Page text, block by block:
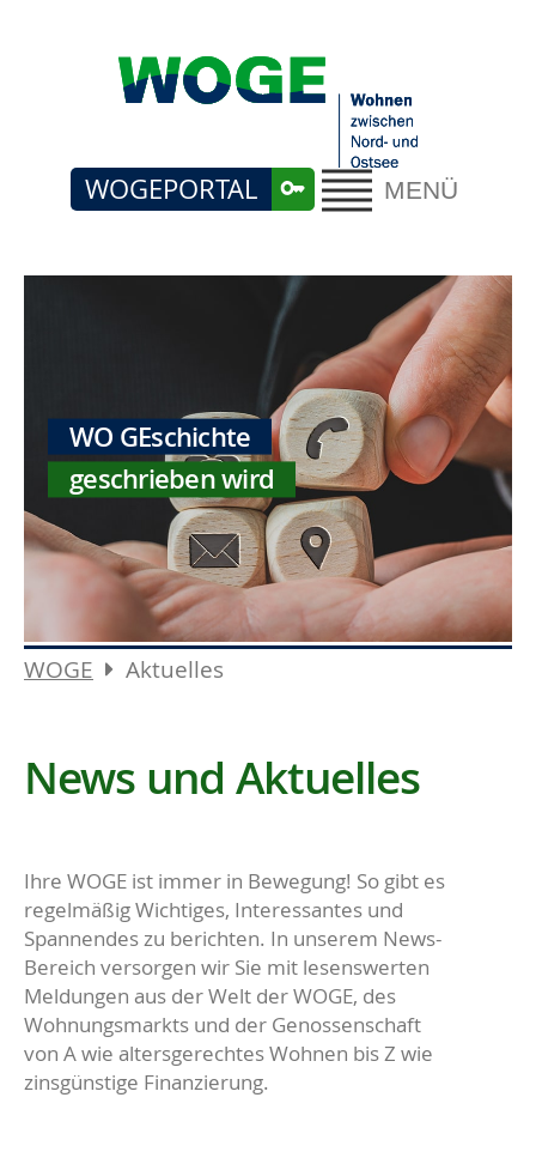
MENÜ
WOGEPORTAL
WO GEschichte
geschrieben wird
WOGE Aktuelles
News und Aktuelles
Ihre WOGE ist immer in Bewegung! So gibt es
regelmäßig Wichtiges, Interessantes und
Spannendes zu berichten. In unserem News-
Bereich versorgen wir Sie mit lesenswerten
Meldungen aus der Welt der WOGE, des
Wohnungsmarkts und der Genossenschaft
von A wie altersgerechtes Wohnen bis Z wie
zinsgünstige Finanzierung.